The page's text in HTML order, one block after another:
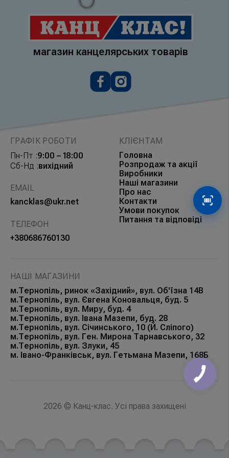
магазин канцелярських товарів
ГРАФІК РОБОТИ
Пн-Пт :9:00 – 18:00
Сб-Нд :вихідний
EMAIL
kancklas@ukr.net
ТЕЛЕФОН
+380686760130
КЛІЄНТАМ
Головна
Розпродаж та акції
Виробники
Наші магазини
Про нас
Контакти
Умови покупок
Питання та відповіді
НАШІ МАГАЗИНИ
м.Тернопіль, ринок «Західний», вул. Об'їзна 14В
м.Тернопіль, вул. Євгена Коновальця, буд. 5
м.Тернопіль, вул. Миру, буд. 4
м.Тернопіль, вул. Івана Мазепи, буд. 28
м.Тернопіль, вул. Січинського, 10 (Й. Сліпого)
м.Тернопіль, вул. Ген. Мирона Тарнавського, 32
м.Тернопіль, вул. Злуки, 45
м. Івано-Франківськ, вул. Гетьмана Мазепи, 168Б
2026 © Канц-клас. Усі права захищені
КНОПКА
ЗВ'ЯЗКУ